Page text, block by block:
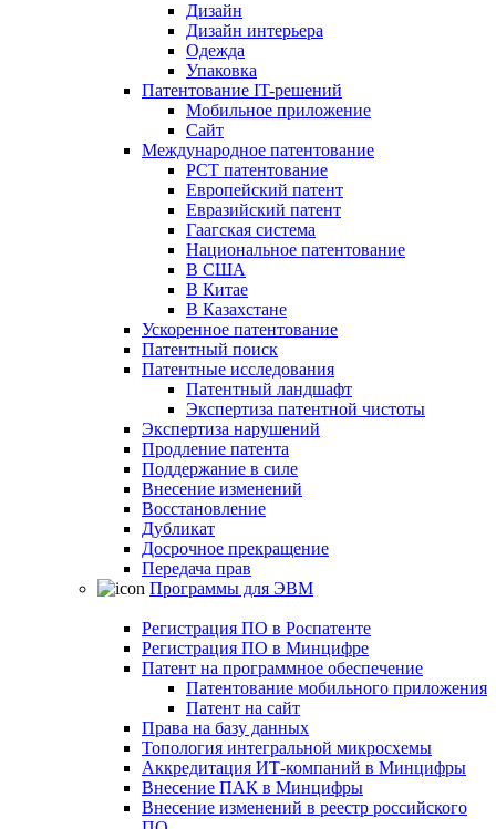
Дизайн
Дизайн интерьера
Одежда
Упаковка
Патентование IT-решений
Мобильное приложение
Сайт
Международное патентование
PCT патентование
Европейский патент
Евразийский патент
Гаагская система
Национальное патентование
В США
В Китае
В Казахстане
Ускоренное патентование
Патентный поиск
Патентные исследования
Патентный ландшафт
Экспертиза патентной чистоты
Экспертиза нарушений
Продление патента
Поддержание в силе
Внесение изменений
Восстановление
Дубликат
Досрочное прекращение
Передача прав
Программы для ЭВМ
Регистрация ПО в Роспатенте
Регистрация ПО в Минцифре
Патент на программное обеспечение
Патентование мобильного приложения
Патент на сайт
Права на базу данных
Топология интегральной микросхемы
Аккредитация ИТ-компаний в Минцифры
Внесение ПАК в Минцифры
Внесение изменений в реестр российского